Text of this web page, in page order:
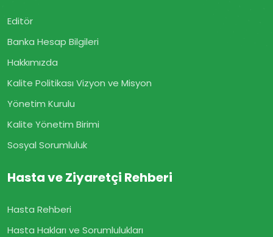
Editör
Banka Hesap Bilgileri
Hakkımızda
Kalite Politikası Vizyon ve Misyon
Yönetim Kurulu
Kalite Yönetim Birimi
Sosyal Sorumluluk
Hasta ve Ziyaretçi Rehberi
Hasta Rehberi
Hasta Hakları ve Sorumlulukları